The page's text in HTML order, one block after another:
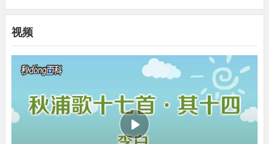
夜猿在秋浦水上哀鸣，连附近的小黄山也愁白了
头。
清溪非陇水，翻作断肠流。
但也发出像陇水一样的悲胭之
声。
欲去不得去， 薄游成久游。
黑貂之裘敝”。
⑹水车岭：《贵池志》载，贵池西南七十余里有水车岭。
⑺寄生：一种植物，其根部不扎在土里而依附在松树、杨树等枝杈
上，靠吸取这些树的养分而存活。
⑻江祖一片石：《一统志》载，江祖山，在贵池西南二十五里处，
一石突出水际，高数丈，名曰江祖石。
⑼逻人：今称逻人矶，乃江边一巨石。人：一作“叉”。
⑽鱼梁：地名，在逻人矶附近。
视频